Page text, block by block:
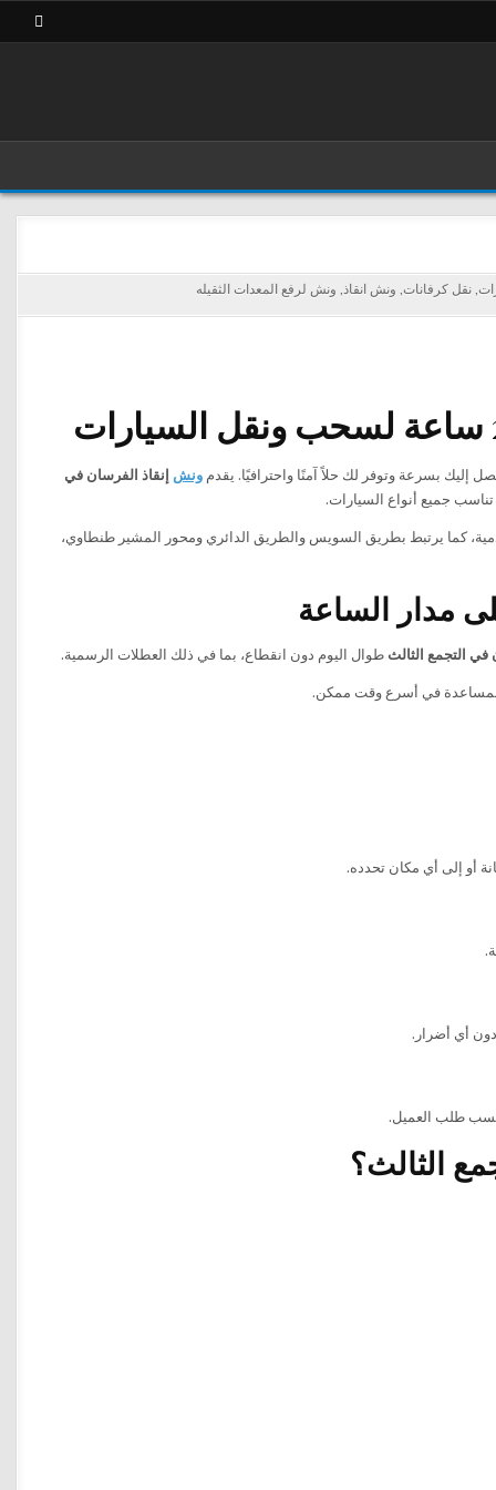
,نقل كرفانات ونش انقاذ ونش لرفع المعدات الثقيله
إليك بسرعة وتوفر لك حلاً آمنًا واحترافيًا. يقدمونش إنقاذ الفرسان في
كما يرتبط بطريق السويس والطريق الدائري ومحور المشير طنطاوي،
مدار الساعة
التجمع الثالث طوال اليوم دون انقطاع، بما في ذلك العطلات الرسمية.
في أسرع وقت ممكن.
أو إلى أي مكان تحدده.
أي أضرار.
حسب طلب العميل.
الثالث؟